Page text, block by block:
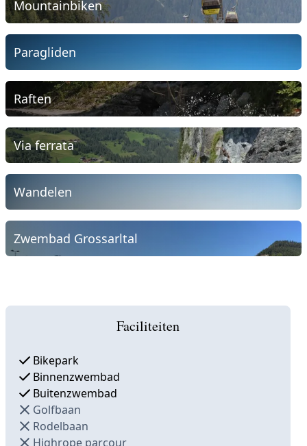
Mountainbiken
Paragliden
Raften
Via ferrata
Wandelen
Zwembad Grossarltal
Faciliteiten
Bikepark
Binnenzwembad
Buitenzwembad
Golfbaan
Rodelbaan
Highrope parcour